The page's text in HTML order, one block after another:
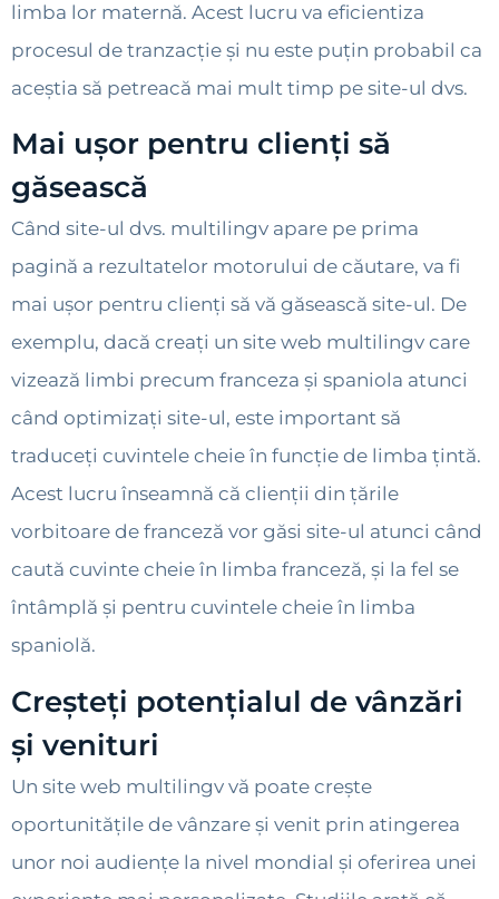
limba lor maternă. Acest lucru va eficientiza
procesul de tranzacție și nu este puțin probabil ca
aceștia să petreacă mai mult timp pe site-ul dvs.
Mai ușor pentru clienți să
găsească
Când site-ul dvs. multilingv apare pe prima
pagină a rezultatelor motorului de căutare, va fi
mai ușor pentru clienți să vă găsească site-ul. De
exemplu, dacă creați un site web multilingv care
vizează limbi precum franceza și spaniola atunci
când optimizați site-ul, este important să
traduceți cuvintele cheie în funcție de limba țintă.
Acest lucru înseamnă că clienții din țările
vorbitoare de franceză vor găsi site-ul atunci când
caută cuvinte cheie în limba franceză, și la fel se
întâmplă și pentru cuvintele cheie în limba
spaniolă.
Creșteți potențialul de vânzări
și venituri
Un site web multilingv vă poate crește
oportunitățile de vânzare și venit prin atingerea
unor noi audiențe la nivel mondial și oferirea unei